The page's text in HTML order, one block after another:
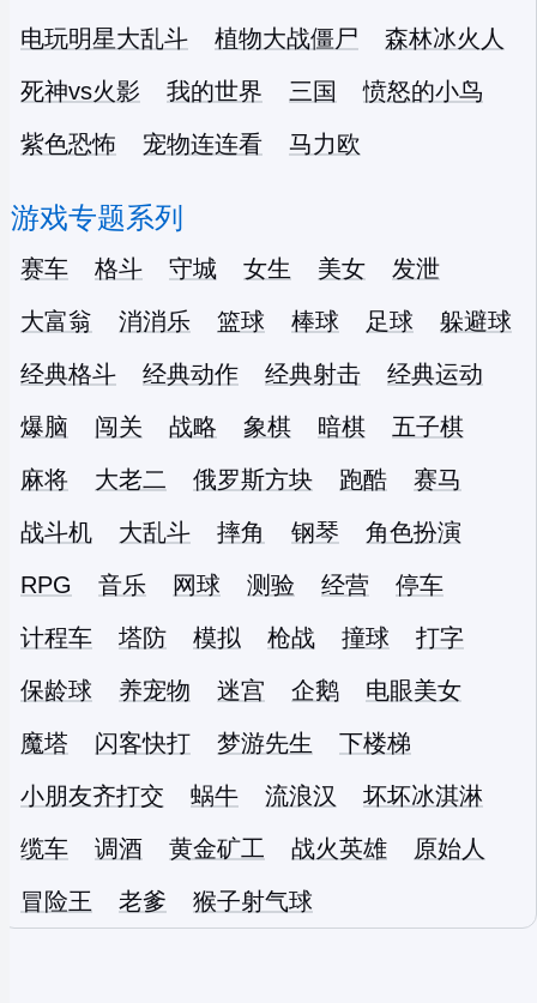
电玩明星大乱斗
植物大战僵尸
森林冰火人
死神vs火影
我的世界 三国
愤怒的小鸟
紫色恐怖
宠物连连看 马力欧
游戏专题系列
赛车 格斗 守城 女生 美女
发泄
大富翁
消消乐 篮球 棒球 足球
躲避球
经典格斗
经典动作 经典射击
经典运动
爆脑
闯关 战略 象棋 暗棋
五子棋
麻将
大老二 俄罗斯方块 跑酷
赛马
战斗机
大乱斗 摔角 钢琴
角色扮演
RPG
音乐 网球 测验 经营
停车
计程车
塔防 模拟 枪战 撞球
打字
保龄球
养宠物 迷宫 企鹅
电眼美女
魔塔
闪客快打 梦游先生
下楼梯
小朋友齐打交
蜗牛 流浪汉
坏坏冰淇淋
缆车
调酒 黄金矿工 战火英雄
原始人
冒险王
老爹 猴子射气球